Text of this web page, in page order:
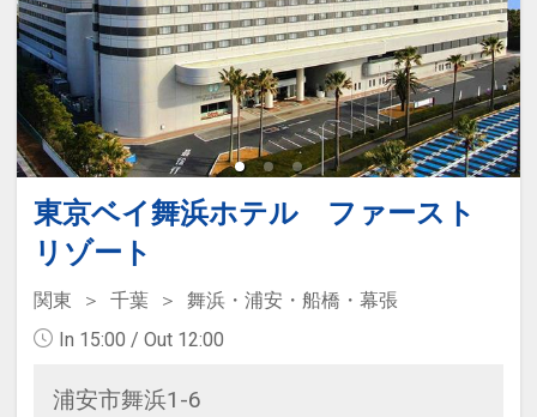
東京ベイ舞浜ホテル ファースト
リゾート
関東 千葉
舞浜・浦安・船橋・幕張
In 15:00 / Out 12:00
浦安市舞浜1-6